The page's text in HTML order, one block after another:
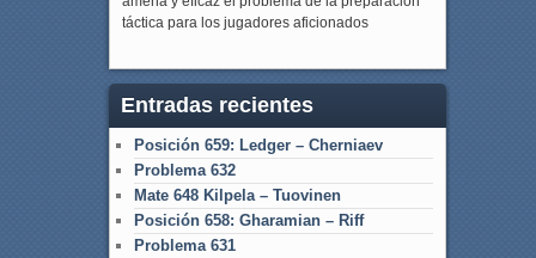
táctica para los jugadores aficionados
Entradas recientes
Posición 659: Ledger – Cherniaev
Problema 632
Mate 648 Kilpela – Tuovinen
Posición 658: Gharamian – Riff
Problema 631